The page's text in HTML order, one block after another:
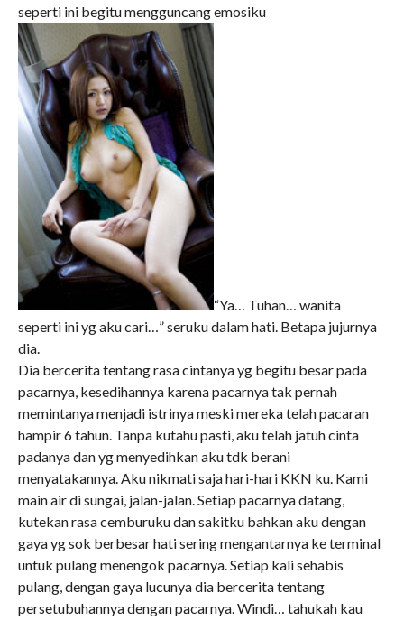
seperti ini begitu mengguncang emosiku
“Ya… Tuhan… wanita
seperti ini yg aku cari…” seruku dalam hati. Betapa jujurnya
dia.
Dia bercerita tentang rasa cintanya yg begitu besar pada
pacarnya, kesedihannya karena pacarnya tak pernah
memintanya menjadi istrinya meski mereka telah pacaran
hampir 6 tahun. Tanpa kutahu pasti, aku telah jatuh cinta
padanya dan yg menyedihkan aku tdk berani
menyatakannya. Aku nikmati saja hari-hari KKN ku. Kami
main air di sungai, jalan-jalan. Setiap pacarnya datang,
kutekan rasa cemburuku dan sakitku bahkan aku dengan
gaya yg sok berbesar hati sering mengantarnya ke terminal
untuk pulang menengok pacarnya. Setiap kali sehabis
pulang, dengan gaya lucunya dia bercerita tentang
persetubuhannya dengan pacarnya. Windi… tahukah kau